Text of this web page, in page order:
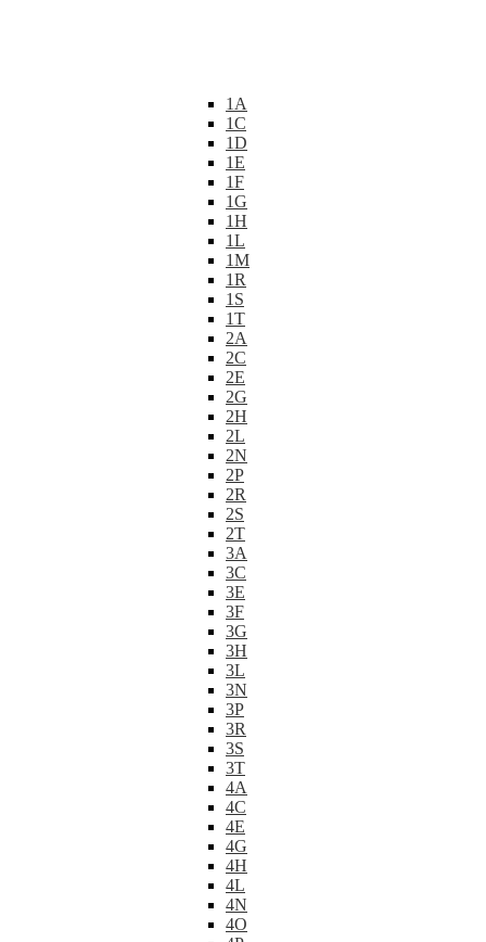
1A
1C
1D
1E
1F
1G
1H
1L
1M
1R
1S
1T
2A
2C
2E
2G
2H
2L
2N
2P
2R
2S
2T
3A
3C
3E
3F
3G
3H
3L
3N
3P
3R
3S
3T
4A
4C
4E
4G
4H
4L
4N
4O